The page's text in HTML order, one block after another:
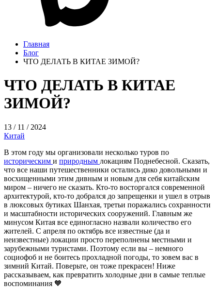
Главная
Блог
ЧТО ДЕЛАТЬ В КИТАЕ ЗИМОЙ?
ЧТО ДЕЛАТЬ В КИТАЕ
ЗИМОЙ?
13 / 11 / 2024
Китай
В этом году мы организовали несколько туров по
историческим и природным локациям Поднебесной. Сказать,
что все наши путешественники остались дико довольными и
восхищенными этим дивным и новым для себя китайским
миром – ничего не сказать. Кто-то восторгался современной
архитектурой, кто-то добрался до запрещенки и ушел в отрыв
в люксовых бутиках Шанхая, третьи поражались сохранности
и масштабности исторических сооружений. Главным же
минусом Китая все единогласно назвали количество его
жителей. С апреля по октябрь все известные (да и
неизвестные) локации просто переполнены местными и
зарубежными туристами. Поэтому если вы – немного
социофоб и не боитесь прохладной погоды, то зовем вас в
зимний Китай. Поверьте, он тоже прекрасен! Ниже
рассказываем, как превратить холодные дни в самые теплые
воспоминания 🧡